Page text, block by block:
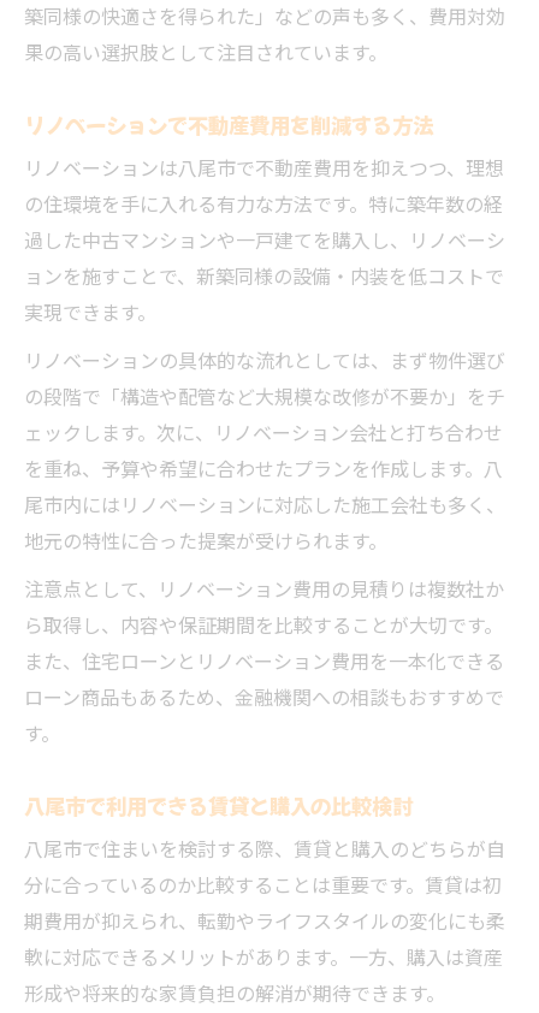
築同様の快適さを得られた」などの声も多く、費用対効
果の高い選択肢として注目されています。
リノベーションで不動産費用を削減する方法
リノベーションは八尾市で不動産費用を抑えつつ、理想
の住環境を手に入れる有力な方法です。特に築年数の経
過した中古マンションや一戸建てを購入し、リノベーシ
ョンを施すことで、新築同様の設備・内装を低コストで
実現できます。
リノベーションの具体的な流れとしては、まず物件選び
の段階で「構造や配管など大規模な改修が不要か」をチ
ェックします。次に、リノベーション会社と打ち合わせ
を重ね、予算や希望に合わせたプランを作成します。八
尾市内にはリノベーションに対応した施工会社も多く、
地元の特性に合った提案が受けられます。
注意点として、リノベーション費用の見積りは複数社か
ら取得し、内容や保証期間を比較することが大切です。
また、住宅ローンとリノベーション費用を一本化できる
ローン商品もあるため、金融機関への相談もおすすめで
す。
八尾市で利用できる賃貸と購入の比較検討
八尾市で住まいを検討する際、賃貸と購入のどちらが自
分に合っているのか比較することは重要です。賃貸は初
期費用が抑えられ、転勤やライフスタイルの変化にも柔
軟に対応できるメリットがあります。一方、購入は資産
形成や将来的な家賃負担の解消が期待できます。